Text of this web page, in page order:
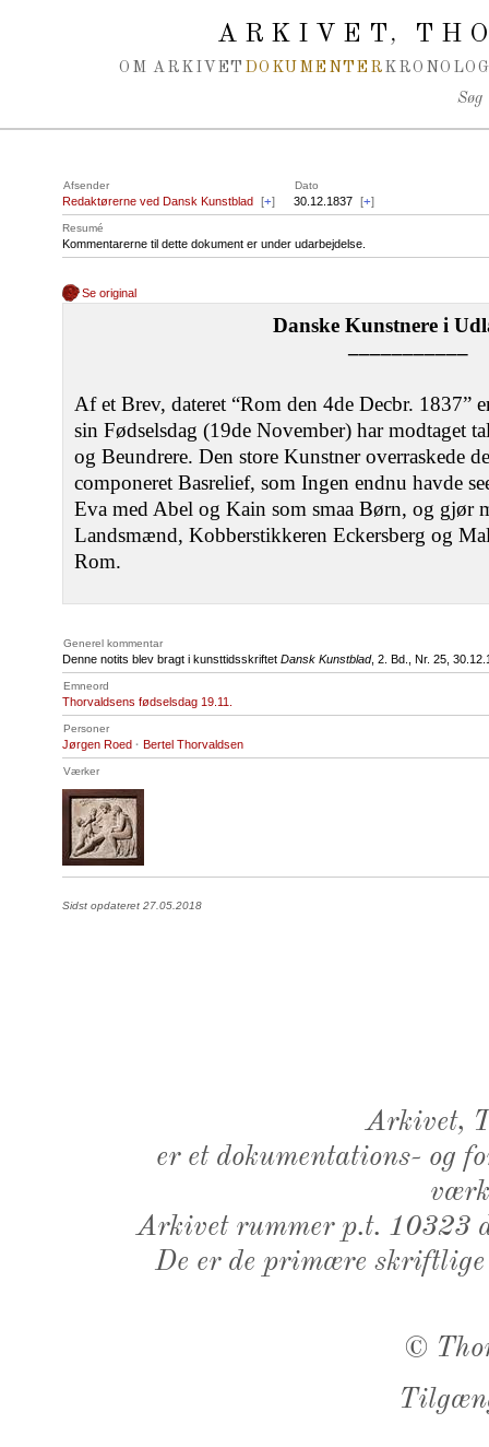
ARKIVET,
OM ARKIVET DOKUMENTER
Søg
Afsender Dato
Redaktørerne ved Dansk Kunstblad [+] 30.12.1837 [+]
Resumé
Kommentarerne til dette dokument er under udarbejdelse.
Se original
Danske Kunstnere i
–––––––––––
Af et Brev, dateret “Rom den 4de Decbr. 1837”
sin Fødselsdag (19de November) har modtaget
og Beundrere. Den store Kunstner overraskede
componeret Basrelief, som Ingen endnu havde
Eva med Abel og Kain som smaa Børn, og gjør
Landsmænd, Kobberstikkeren Eckersberg og
Rom.
Generel kommentar
Denne notits blev bragt i kunsttidsskriftet Dansk Kunstblad, 2. Bd., Nr. 25,
Emneord
Thorvaldsens fødselsdag 19.11.
Personer
Jørgen Roed · Bertel Thorvaldsen
Værker
Sidst opdateret 27.05.2018
Arkivet,
er et dokumentations- og
Arkivet rummer p.t. 10323
De er de primære
©